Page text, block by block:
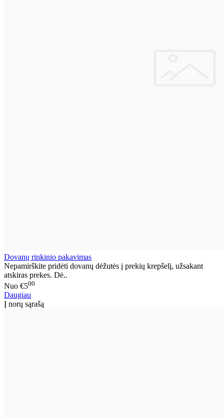
Dovanų rinkinio pakavimas
Nepamirškite pridėti dovanų dėžutės į prekių krepšelį, užsakant
atskiras prekes. Dė..
Nuo €500
Daugiau
Į norų sąrašą